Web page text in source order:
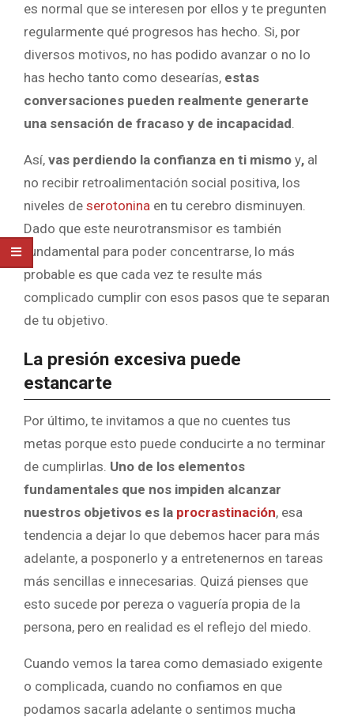
es normal que se interesen por ellos y te pregunten
regularmente qué progresos has hecho. Si, por
diversos motivos, no has podido avanzar o no lo
has hecho tanto como desearías, estas
conversaciones pueden realmente generarte
una sensación de fracaso y de incapacidad.
Así, vas perdiendo la confianza en ti mismo y, al
no recibir retroalimentación social positiva, los
niveles de serotonina en tu cerebro disminuyen.
Dado que este neurotransmisor es también
fundamental para poder concentrarse, lo más
probable es que cada vez te resulte más
complicado cumplir con esos pasos que te separan
de tu objetivo.
La presión excesiva puede
estancarte
Por último, te invitamos a que no cuentes tus
metas porque esto puede conducirte a no terminar
de cumplirlas. Uno de los elementos
fundamentales que nos impiden alcanzar
nuestros objetivos es la procrastinación, esa
tendencia a dejar lo que debemos hacer para más
adelante, a posponerlo y a entretenernos en tareas
más sencillas e innecesarias. Quizá pienses que
esto sucede por pereza o vaguería propia de la
persona, pero en realidad es el reflejo del miedo.
Cuando vemos la tarea como demasiado exigente
o complicada, cuando no confiamos en que
podamos sacarla adelante o sentimos mucha